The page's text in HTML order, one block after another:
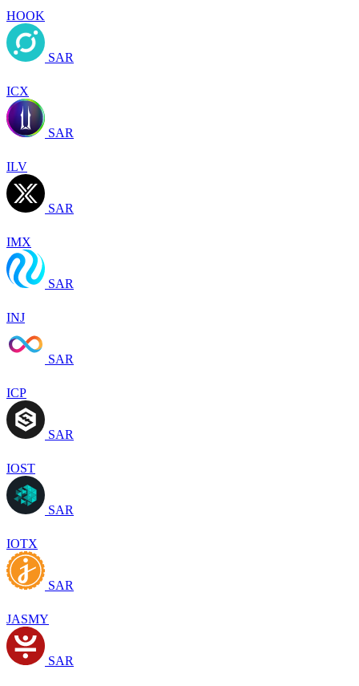
HOOK
SAR
ICX
SAR
ILV
SAR
IMX
SAR
INJ
SAR
ICP
SAR
IOST
SAR
IOTX
SAR
JASMY
SAR